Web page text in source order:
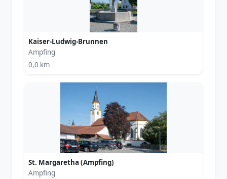
Kaiser-Ludwig-Brunnen
Ampfing
0,0 km
St. Margaretha (Ampfing)
Ampfing